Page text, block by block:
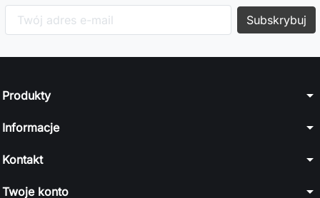
Produkty arrow_drop_down
Informacje arrow_drop_down
Kontakt arrow_drop_down
Twoje konto arrow_drop_down